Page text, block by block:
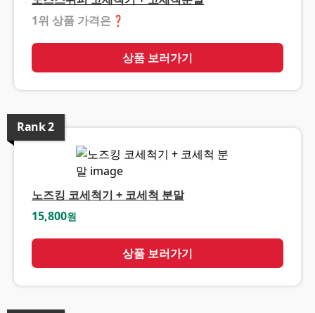
1위 상품 가격은 ❓
상품 보러가기
Rank2
노즈킹 코세척기 + 코세척 분말
15,800원
상품 보러가기